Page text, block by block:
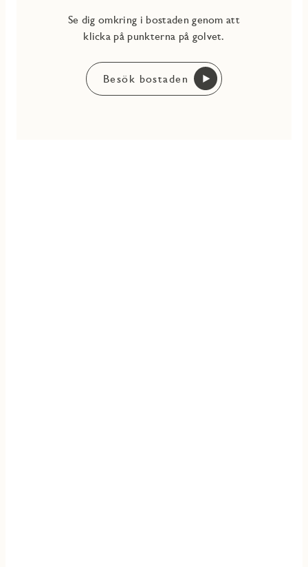
Se dig omkring i bostaden genom att
klicka på punkterna på golvet.
Besök bostaden